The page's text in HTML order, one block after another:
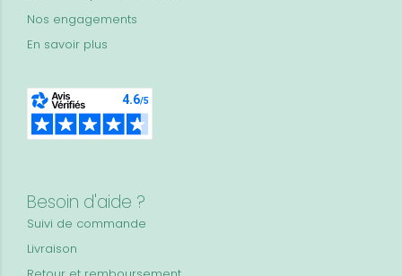
Nos engagements
En savoir plus
Besoin d'aide ?
Suivi de commande
Livraison